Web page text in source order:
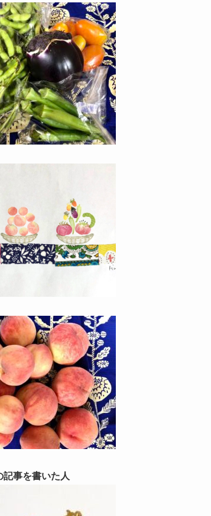
記事を書いた人